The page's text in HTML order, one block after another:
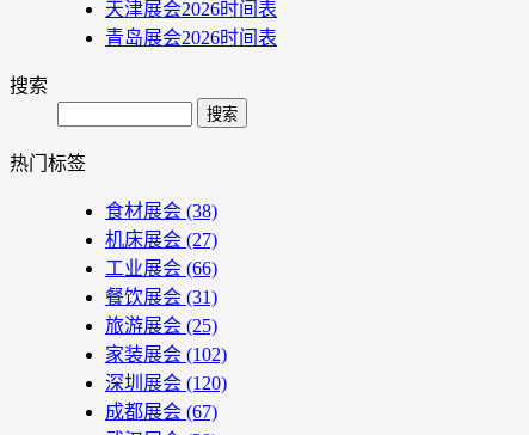
天津展会2026时间表
青岛展会2026时间表
搜索
Search
热门标签
食材展会 (38)
机床展会 (27)
工业展会 (66)
餐饮展会 (31)
旅游展会 (25)
家装展会 (102)
深圳展会 (120)
成都展会 (67)